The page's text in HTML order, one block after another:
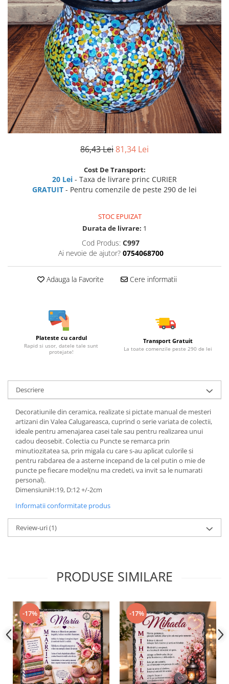
86,43 Lei81,34 Lei
Cost De Transport:
20 Lei - Taxa de livrare princ CURIER
GRATUIT - Pentru comenzile de peste 290 de lei
STOC EPUIZAT
Durata de livrare: 1
Cod Produs: C997
Ai nevoie de ajutor? 0754068700
Adauga la Favorite Cere informatii
Plateste cu cardul
Rapid si usor, datele tale sunt
protejate!
Transport Gratuit
La toate comenzile peste 290 de lei
Descriere
Decoratiunile din ceramica, realizate si pictate manual de mesteri
artizani din Valea Calugareasca, cuprind o serie variata de colectii,
ideale pentru amenajarea casei tale sau pentru realizarea unui
cadou deosebit. Colectia cu Puncte se remarca prin
minutiozitatea sa, prin migala cu care s-au aplicat culorile si
pentru rabdarea de a asterne incepand de la cel putin o mie de
puncte pe fiecare model(nu ma credeti, va invit sa le numarati
personal).
DimensiuniH:19, D:12 +/-2cm
Informatii conformitate produs
Review-uri(1)
PRODUSE SIMILARE
-17% -17%